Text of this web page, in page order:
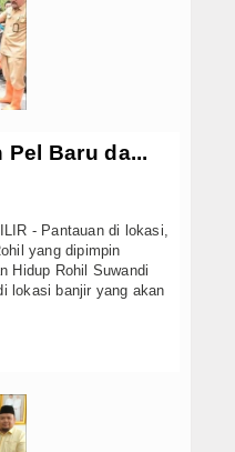
Baru da...
- Pantauan di lokasi,
yang dipimpin
Hidup Rohil Suwandi
lokasi banjir yang akan